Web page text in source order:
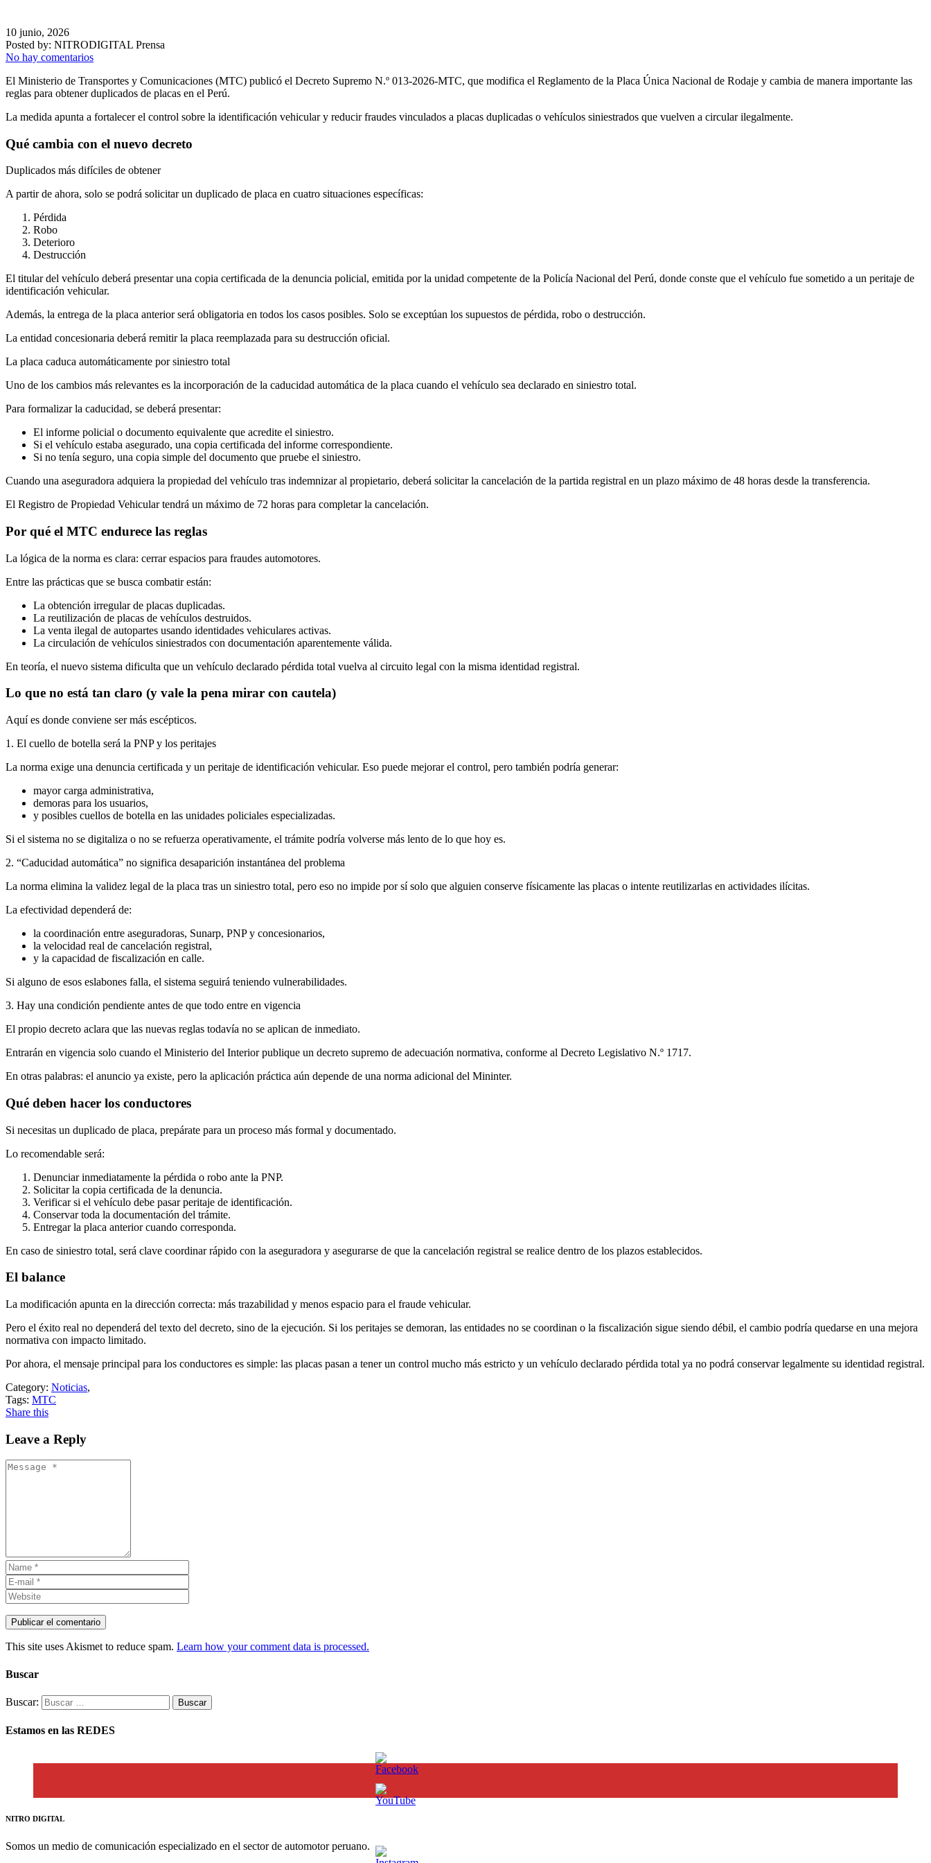
10 junio, 2026
Posted by: NITRODIGITAL Prensa
No hay comentarios
El Ministerio de Transportes y Comunicaciones (MTC) publicó el Decreto Supremo N.º 013-2026-MTC, que modifica el Reglamento de la Placa Única Nacional de Rodaje y cambia de manera importante las
reglas para obtener duplicados de placas en el Perú.
La medida apunta a fortalecer el control sobre la identificación vehicular y reducir fraudes vinculados a placas duplicadas o vehículos siniestrados que vuelven a circular ilegalmente.
Qué cambia con el nuevo decreto
Duplicados más difíciles de obtener
A partir de ahora, solo se podrá solicitar un duplicado de placa en cuatro situaciones específicas:
Pérdida
Robo
Deterioro
Destrucción
El titular del vehículo deberá presentar una copia certificada de la denuncia policial, emitida por la unidad competente de la Policía Nacional del Perú, donde conste que el vehículo fue sometido a un peritaje de
identificación vehicular.
Además, la entrega de la placa anterior será obligatoria en todos los casos posibles. Solo se exceptúan los supuestos de pérdida, robo o destrucción.
La entidad concesionaria deberá remitir la placa reemplazada para su destrucción oficial.
La placa caduca automáticamente por siniestro total
Uno de los cambios más relevantes es la incorporación de la caducidad automática de la placa cuando el vehículo sea declarado en siniestro total.
Para formalizar la caducidad, se deberá presentar:
El informe policial o documento equivalente que acredite el siniestro.
Si el vehículo estaba asegurado, una copia certificada del informe correspondiente.
Si no tenía seguro, una copia simple del documento que pruebe el siniestro.
Cuando una aseguradora adquiera la propiedad del vehículo tras indemnizar al propietario, deberá solicitar la cancelación de la partida registral en un plazo máximo de 48 horas desde la transferencia.
El Registro de Propiedad Vehicular tendrá un máximo de 72 horas para completar la cancelación.
Por qué el MTC endurece las reglas
La lógica de la norma es clara: cerrar espacios para fraudes automotores.
Entre las prácticas que se busca combatir están:
La obtención irregular de placas duplicadas.
La reutilización de placas de vehículos destruidos.
La venta ilegal de autopartes usando identidades vehiculares activas.
La circulación de vehículos siniestrados con documentación aparentemente válida.
En teoría, el nuevo sistema dificulta que un vehículo declarado pérdida total vuelva al circuito legal con la misma identidad registral.
Lo que no está tan claro (y vale la pena mirar con cautela)
Aquí es donde conviene ser más escépticos.
1. El cuello de botella será la PNP y los peritajes
La norma exige una denuncia certificada y un peritaje de identificación vehicular. Eso puede mejorar el control, pero también podría generar:
mayor carga administrativa,
demoras para los usuarios,
y posibles cuellos de botella en las unidades policiales especializadas.
Si el sistema no se digitaliza o no se refuerza operativamente, el trámite podría volverse más lento de lo que hoy es.
2. “Caducidad automática” no significa desaparición instantánea del problema
La norma elimina la validez legal de la placa tras un siniestro total, pero eso no impide por sí solo que alguien conserve físicamente las placas o intente reutilizarlas en actividades ilícitas.
La efectividad dependerá de:
la coordinación entre aseguradoras, Sunarp, PNP y concesionarios,
la velocidad real de cancelación registral,
y la capacidad de fiscalización en calle.
Si alguno de esos eslabones falla, el sistema seguirá teniendo vulnerabilidades.
3. Hay una condición pendiente antes de que todo entre en vigencia
El propio decreto aclara que las nuevas reglas todavía no se aplican de inmediato.
Entrarán en vigencia solo cuando el Ministerio del Interior publique un decreto supremo de adecuación normativa, conforme al Decreto Legislativo N.º 1717.
En otras palabras: el anuncio ya existe, pero la aplicación práctica aún depende de una norma adicional del Mininter.
Qué deben hacer los conductores
Si necesitas un duplicado de placa, prepárate para un proceso más formal y documentado.
Lo recomendable será:
Denunciar inmediatamente la pérdida o robo ante la PNP.
Solicitar la copia certificada de la denuncia.
Verificar si el vehículo debe pasar peritaje de identificación.
Conservar toda la documentación del trámite.
Entregar la placa anterior cuando corresponda.
En caso de siniestro total, será clave coordinar rápido con la aseguradora y asegurarse de que la cancelación registral se realice dentro de los plazos establecidos.
El balance
La modificación apunta en la dirección correcta: más trazabilidad y menos espacio para el fraude vehicular.
Pero el éxito real no dependerá del texto del decreto, sino de la ejecución. Si los peritajes se demoran, las entidades no se coordinan o la fiscalización sigue siendo débil, el cambio podría quedarse en una mejora
normativa con impacto limitado.
Por ahora, el mensaje principal para los conductores es simple: las placas pasan a tener un control mucho más estricto y un vehículo declarado pérdida total ya no podrá conservar legalmente su identidad registral.
Category: Noticias,
Tags: MTC
Share this
Leave a Reply
This site uses Akismet to reduce spam. Learn how your comment data is processed.
Buscar
Buscar:
Estamos en las REDES
NITRO DIGITAL
Somos un medio de comunicación especializado en el sector de automotor peruano.